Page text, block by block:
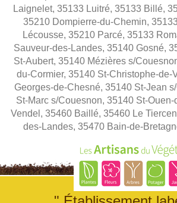
Laignelet, 35133 Luitré, 35133 Billé,
35210 Dompierre-du-Chemin,
Lécousse, 35210 Parcé, 35133
Sauveur-des-Landes, 35140 Gosné,
St-Aubert, 35140 Mézières s/
du-Cormier, 35140 St-Christophe-de-
Georges-de-Chesné, 35140 St-Jean
St-Marc s/Couesnon, 35140 St-
Vendel, 35460 Baillé, 35460 Le
des-Landes, 35470 Bain-de-